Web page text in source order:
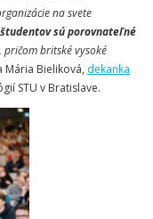
na svete
sú porovnateľné
, pričom britské vysoké
Bieliková, dekanka
STU v Bratislave.